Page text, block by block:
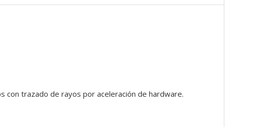
con trazado de rayos por aceleración de hardware.